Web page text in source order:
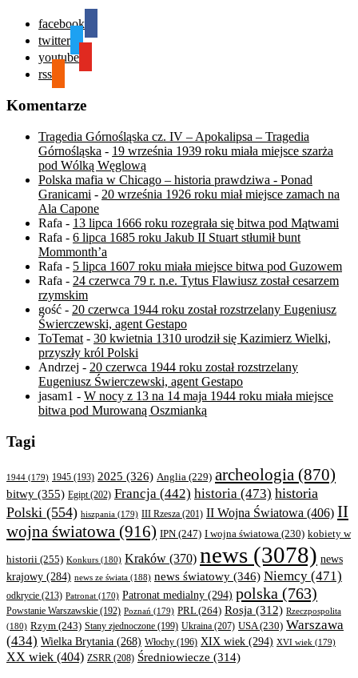
facebook
twitter
youtube
rss
Komentarze
Tragedia Górnośląska cz. IV – Apokalipsa – Tragedia
Górnośląska - 19 września 1939 roku miała miejsce szarża
pod Wólką Węglową
Polska mafia w Chicago – historia prawdziwa - Ponad
Granicami - 20 września 1926 roku miał miejsce zamach na
Ala Capone
Rafa - 13 lipca 1666 roku rozegrała się bitwa pod Mątwami
Rafa - 6 lipca 1685 roku Jakub II Stuart stłumił bunt
Mommonth’a
Rafa - 5 lipca 1607 roku miała miejsce bitwa pod Guzowem
Rafa - 24 czerwca 79 r. n.e. Tytus Flawiusz został cesarzem
rzymskim
gość - 20 czerwca 1944 roku został rozstrzelany Eugeniusz
Świerczewski, agent Gestapo
ToTemat - 30 kwietnia 1310 urodził się Kazimierz Wielki,
przyszły król Polski
Andrzej - 20 czerwca 1944 roku został rozstrzelany
Eugeniusz Świerczewski, agent Gestapo
jasam1 - W nocy z 13 na 14 maja 1944 roku miała miejsce
bitwa pod Murowaną Oszmianką
Tagi
1944 (179) 1945 (193) 2025 (326) Anglia (229) archeologia (870)
bitwy (355) Egipt(202) Francja (442) historia (473) historia
Polski (554) hiszpania (179) III Rzesza (201) II Wojna Światowa (406) II
wojna światowa (916) IPN (247) I wojna światowa (230) kobiety w
historii (255) Konkurs (180) Kraków (370) news (3078) news
krajowy (284) news ze świata (188) news światowy (346) Niemcy (471)
odkrycie (213) Patronat (170) Patronat medialny (294) polska (763)
Powstanie Warszawskie (192) Poznań (179) PRL(264) Rosja (312) Rzeczpospolita
(180) Rzym (243) Stany zjednoczone (199) Ukraina (207) USA(230) Warszawa
(434) Wielka Brytania (268) Włochy (196) XIX wiek (294) XVI wiek (179)
XX wiek (404) ZSRR (208) Średniowiecze (314)